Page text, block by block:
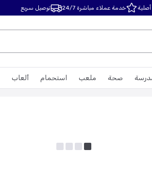
خدمة عملاء مباشرة 24/7 توصيل سريع
ألعاب استحمام ملعب صحة